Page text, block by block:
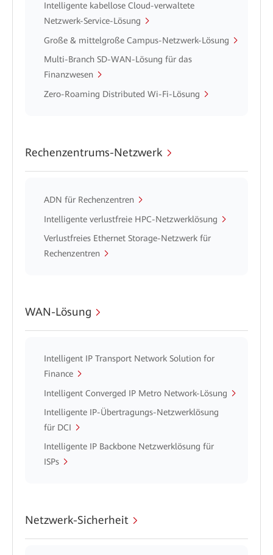
Intelligente kabellose Cloud-verwaltete
Netzwerk-Service-Lösung
Große & mittelgroße Campus-Netzwerk-Lösung
Multi-Branch SD-WAN-Lösung für das
Finanzwesen
Zero-Roaming Distributed Wi-Fi-Lösung
Rechenzentrums-Netzwerk
ADN für Rechenzentren
Intelligente verlustfreie HPC-Netzwerklösung
Verlustfreies Ethernet Storage-Netzwerk für
Rechenzentren
WAN-Lösung
Intelligent IP Transport Network Solution for
Finance
Intelligent Converged IP Metro Network-Lösung
Intelligente IP-Übertragungs-Netzwerklösung
für DCI
Intelligente IP Backbone Netzwerklösung für
ISPs
Netzwerk-Sicherheit